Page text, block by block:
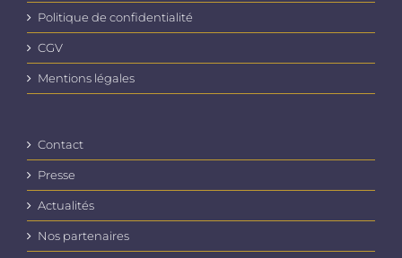
Politique de confidentialité
CGV
Mentions légales
Contact
Presse
Actualités
Nos partenaires